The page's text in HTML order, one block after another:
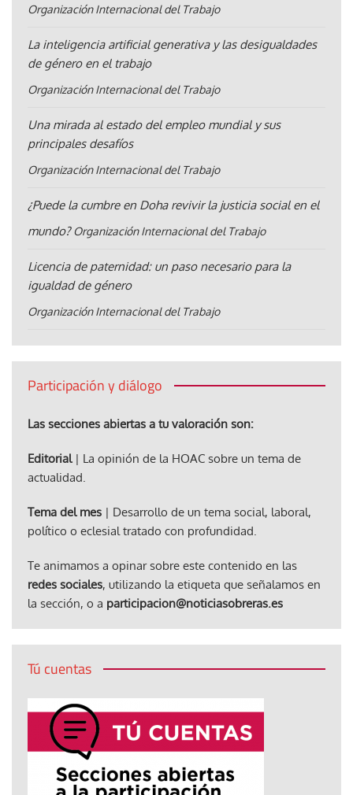
Organización Internacional del Trabajo
La inteligencia artificial generativa y las desigualdades
de género en el trabajo
Organización Internacional del Trabajo
Una mirada al estado del empleo mundial y sus
principales desafíos
Organización Internacional del Trabajo
¿Puede la cumbre en Doha revivir la justicia social en el
mundo? Organización Internacional del Trabajo
Licencia de paternidad: un paso necesario para la
igualdad de género
Organización Internacional del Trabajo
Participación y diálogo
Las secciones abiertas a tu valoración son:
Editorial| La opinión de la HOAC sobre un tema de
actualidad.
Tema del mes | Desarrollo de un tema social, laboral,
político o eclesial tratado con profundidad.
Te animamos a opinar sobre este contenido en las
redes sociales, utilizando la etiqueta que señalamos en
la sección, o a participacion@noticiasobreras.es
Tú cuentas